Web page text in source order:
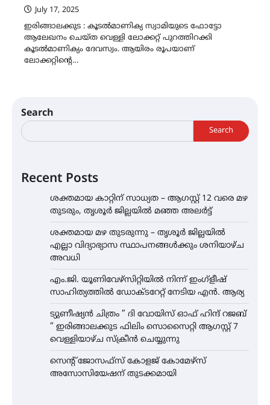
July 17, 2025
ഇരിങ്ങാലക്കുട : കൂടൽമാണിക്യ സ്വാമിയുടെ ഫോട്ടോ
ആലേഖനം ചെയ്ത വെള്ളി ലോക്കറ്റ് പുറത്തിറക്കി
കൂടൽമാണിക്യം ദേവസ്വം. ആയിരം രൂപയാണ്
ലോക്കറ്റിന്റെ…
Search
Search
Recent Posts
ശക്തമായ കാറ്റിന് സാധ്യത – ആഗസ്റ്റ് 12 വരെ മഴ
തുടരും, തൃശൂർ ജില്ലയിൽ മഞ്ഞ അലർട്ട്
ശക്തമായ മഴ തുടരുന്നു – തൃശൂർ ജില്ലയിൽ
എല്ലാ വിദ്യാഭ്യാസ സ്ഥാപനങ്ങൾക്കും ശനിയാഴ്ച
അവധി
എം.ജി. യൂണിവേഴ്‌സിറ്റിയിൽ നിന്ന് ഇംഗ്ളീഷ്
സാഹിത്യത്തിൽ ഡോക്ടറേറ്റ് നേടിയ എൻ. ആര്യ
ട്യുണീഷ്യൻ ചിത്രം ” ദി വോയിസ് ഓഫ് ഹിന്ദ് റജബ്
” ഇരിങ്ങാലക്കുട ഫിലിം സൊസൈറ്റി ആഗസ്റ്റ് 7
വെള്ളിയാഴ്ച സ്‌ക്രീൻ ചെയ്യുന്നു
സെന്റ് ജോസഫ്സ് കോളജ് കോമേഴ്‌സ്
അസോസിയേഷന് തുടക്കമായി